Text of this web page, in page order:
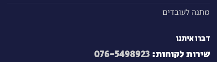
מתנה לעובדים
דברו איתנו
שירות לקוחות: 076-5498923